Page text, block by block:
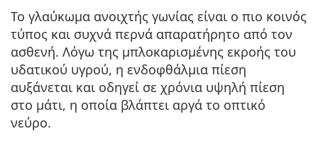
Το γλαύκωμα ανοιχτής γωνίας είναι ο πιο κοινός
τύπος και συχνά περνά απαρατήρητο από τον
ασθενή. Λόγω της μπλοκαρισμένης εκροής του
υδατικού υγρού, η ενδοφθάλμια πίεση
αυξάνεται και οδηγεί σε χρόνια υψηλή πίεση
στο μάτι, η οποία βλάπτει αργά το οπτικό
νεύρο.